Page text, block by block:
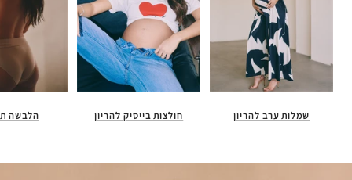
שמלות ערב להריון חולצות בייסיק להריון הלבשה